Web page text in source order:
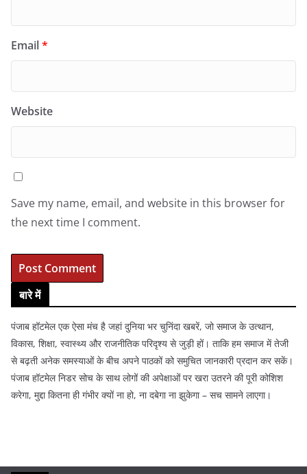
Email*
Website
Save my name, email, and website in this browser for
the next time I comment.
बारे में
पंजाब हॉटमेल एक ऐसा मंच है जहां दुनिया भर चुनिंदा खबरें, जो समाज के उत्थान,
विकास, शिक्षा, स्वास्थ्य और राजनीतिक परिदृश्य से जुड़ी हों। ताकि हम समाज में तेजी
से बढ़ती अनेक समस्याओं के बीच अपने पाठकों को समुचित जानकारी प्रदान कर सकें।
पंजाब हॉटमेल निडर सोच के साथ लोगों की अपेक्षाओं पर खरा उतरने की पूरी कोशिश
करेगा, मुद्दा कितना ही गंभीर क्यों ना हो, ना दबेगा ना झुकेगा – सच सामने लाएगा।